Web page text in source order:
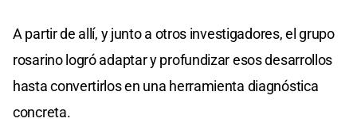
A partir de allí, y junto a otros investigadores, el grupo
rosarino logró adaptar y profundizar esos desarrollos
hasta convertirlos en una herramienta diagnóstica
concreta.